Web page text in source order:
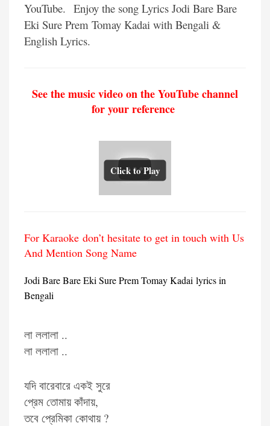
YouTube. Enjoy the song Lyrics Jodi Bare Bare
Eki Sure Prem Tomay Kadai with Bengali &
English Lyrics.
See the music video on the YouTube channel
for your reference
Click to Play
For Karaoke don’t hesitate to get in touch with Us
And Mention Song Name
Jodi Bare Bare Eki Sure Prem Tomay Kadai lyrics in
Bengali
লা ললালা ..
লা ললালা ..
যদি বারেবারে একই সুরে
প্রেম তোমায় কাঁদায়,
তবে প্রেমিকা কোথায় ?